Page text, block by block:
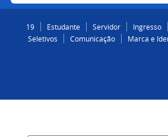
19
Estudante Servidor Ingresso
Seletivos
Comunicação Marca e